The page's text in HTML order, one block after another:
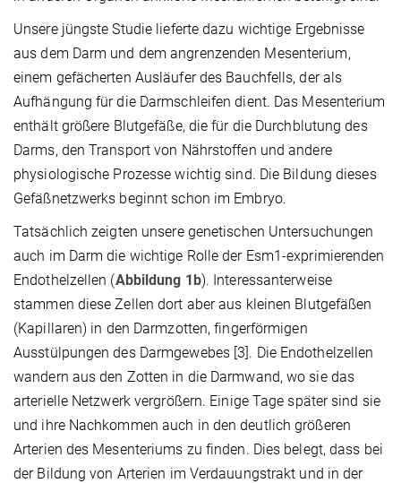
Unsere jüngste Studie lieferte dazu wichtige Ergebnisse
aus dem Darm und dem angrenzenden Mesenterium,
einem gefächerten Ausläufer des Bauchfells, der als
Aufhängung für die Darmschleifen dient. Das Mesenterium
enthält größere Blutgefäße, die für die Durchblutung des
Darms, den Transport von Nährstoffen und andere
physiologische Prozesse wichtig sind. Die Bildung dieses
Gefäßnetzwerks beginnt schon im Embryo.
Tatsächlich zeigten unsere genetischen Untersuchungen
auch im Darm die wichtige Rolle der Esm1-exprimierenden
Endothelzellen (Abbildung 1b). Interessanterweise
stammen diese Zellen dort aber aus kleinen Blutgefäßen
(Kapillaren) in den Darmzotten, fingerförmigen
Ausstülpungen des Darmgewebes [3]. Die Endothelzellen
wandern aus den Zotten in die Darmwand, wo sie das
arterielle Netzwerk vergrößern. Einige Tage später sind sie
und ihre Nachkommen auch in den deutlich größeren
Arterien des Mesenteriums zu finden. Dies belegt, dass bei
der Bildung von Arterien im Verdauungstrakt und in der